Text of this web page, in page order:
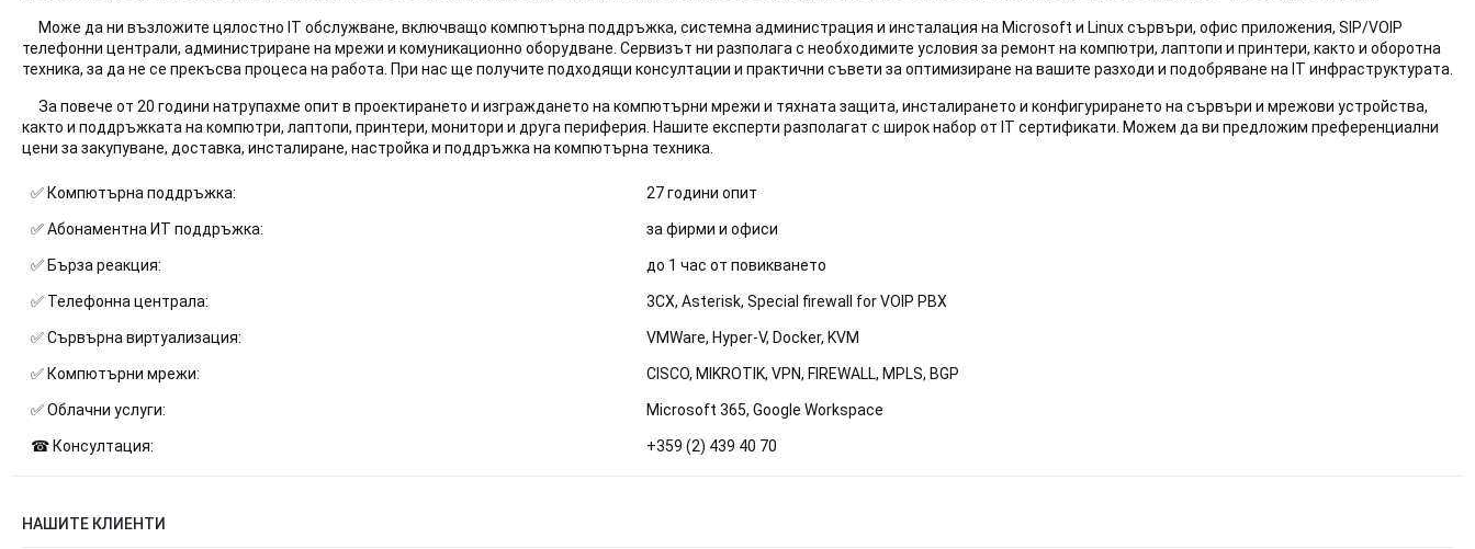
Може да ни възложите цялостно IT обслужване, включващо компютърна поддръжка, системна администрация и инсталация на Microsoft и Linux сървъри, офис приложения, SIP/VOIP
телефонни централи, администриране на мрежи и комуникационно оборудване. Сервизът ни разполага с необходимите условия за ремонт на компютри, лаптопи и принтери, както и оборотна
техника, за да не се прекъсва процеса на работа. При нас ще получите подходящи консултации и практични съвети за оптимизиране на вашите разходи и подобряване на IT инфраструктурата.
За повече от 20 години натрупахме опит в проектирането и изграждането на компютърни мрежи и тяхната защита, инсталирането и конфигурирането на сървъри и мрежови устройства,
както и поддръжката на компютри, лаптопи, принтери, монитори и друга периферия. Нашите експерти разполагат с широк набор от IT сертификати. Mожем да ви предложим преференциални
цени за закупуване, доставка, инсталиране, настройка и поддръжка на компютърна техника.
✅ Компютърна поддръжка: 27 години опит
✅ Абонаментна ИТ поддръжка: за фирми и офиси
✅ Бърза реакция: до 1 час от повикването
✅ Телефонна централа: 3CX, Asterisk, Special firewall for VOIP PBX
✅ Сървърна виртуализация: VMWare, Hyper-V, Docker, KVM
✅ Компютърни мрежи: CISCO, MIKROTIK, VPN, FIREWALL, MPLS, BGP
✅ Облачни услуги: Microsoft 365, Google Workspace
☎ Консултация: +359 (2) 439 40 70
НАШИТЕ КЛИЕНТИ